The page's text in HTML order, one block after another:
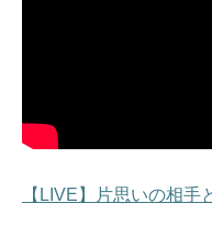
【LIVE】片思いの相手